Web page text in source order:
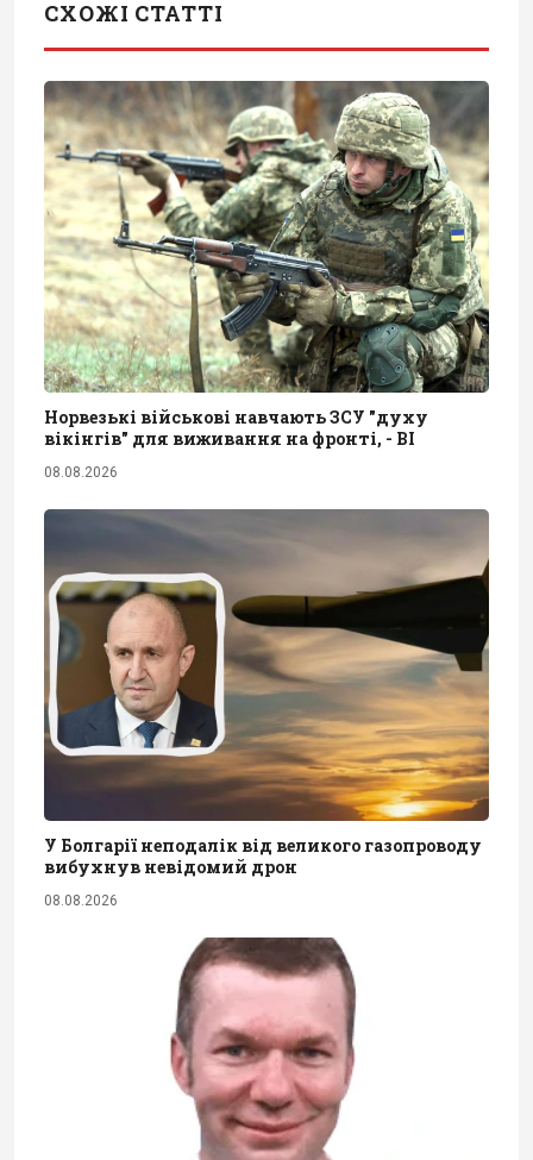
СХОЖІ СТАТТІ
Норвезькі військові навчають ЗСУ "духу
вікінгів" для виживання на фронті, - BI
08.08.2026
У Болгарії неподалік від великого газопроводу
вибухнув невідомий дрон
08.08.2026